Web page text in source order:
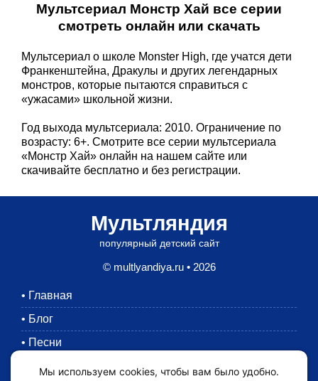
Мультсериал Монстр Хай все серии
смотреть онлайн или скачать
Мультсериал о школе Monster High, где учатся дети
Франкенштейна, Дракулы и других легендарных
монстров, которые пытаются справиться с
«ужасами» школьной жизни.
Год выхода мультсериала: 2010. Ограничение по
возрасту: 6+. Смотрите все серии мультсериала
«Монстр Хай» онлайн на нашем сайте или
скачивайте бесплатно и без регистрации.
Мультляндия
популярный детский сайт
© multlyandiya.ru • 2026
• Главная
• Блог
• Песни
Раскраски
Мы используем cookies, чтобы вам было удобно.